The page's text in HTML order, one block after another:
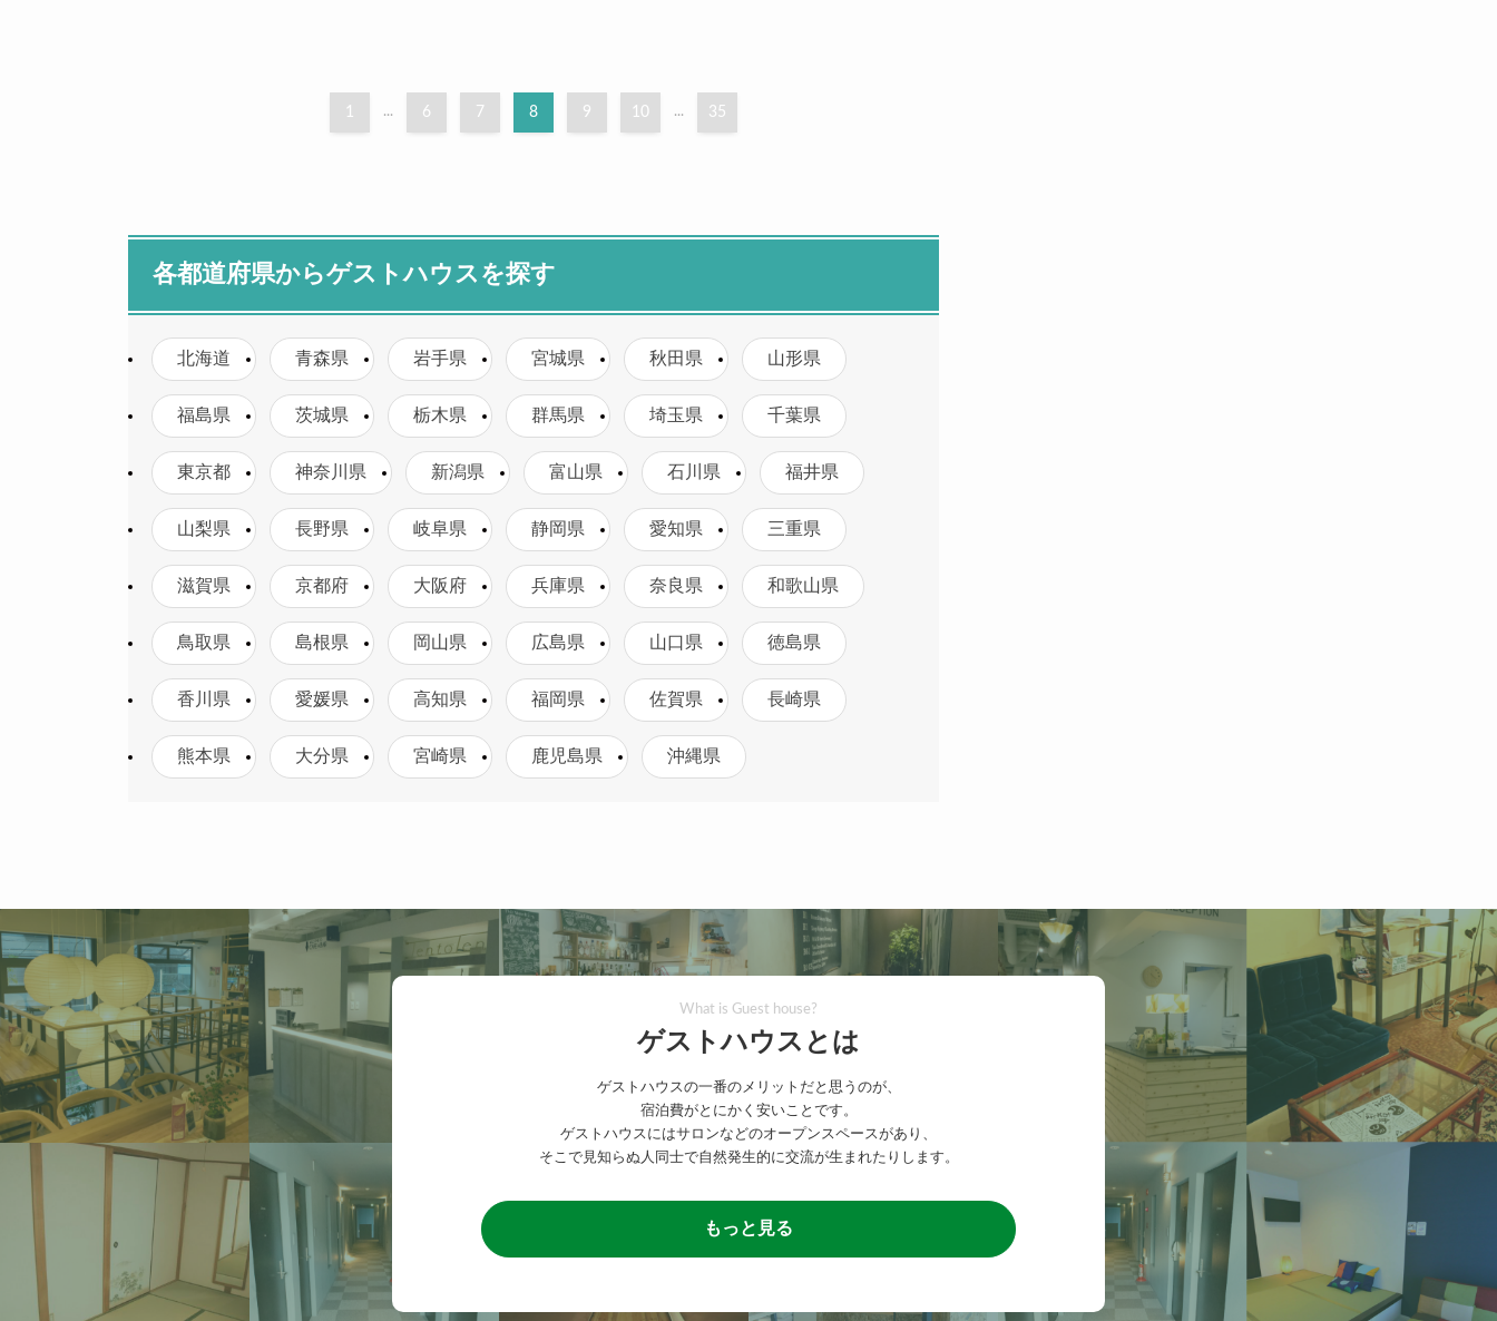
1 ... 6 7 8 9 10 ... 35
各都道府県からゲストハウスを探す
北海道 青森県 岩手県 宮城県 秋田県 山形県
福島県 茨城県 栃木県 群馬県 埼玉県 千葉県
東京都 神奈川県 新潟県 富山県 石川県 福井県
山梨県 長野県 岐阜県 静岡県 愛知県 三重県
滋賀県 京都府 大阪府 兵庫県 奈良県 和歌山県
鳥取県 島根県 岡山県 広島県 山口県 徳島県
香川県 愛媛県 高知県 福岡県 佐賀県 長崎県
熊本県 大分県 宮崎県 鹿児島県 沖縄県
What is Guest house?
ゲストハウスとは
ゲストハウスの一番のメリットだと思うのが、
宿泊費がとにかく安いことです。
ゲストハウスにはサロンなどのオープンスペースがあり、
そこで見知らぬ人同士で自然発生的に交流が生まれたりします。
もっと見る